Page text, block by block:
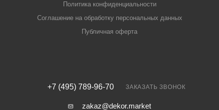
Политика конфиденциальности
Соглашение на обработку персональных данных
Публичная оферта
+7 (495) 789-96-70 ЗАКАЗАТЬ ЗВОНОК
zakaz@dekor.market